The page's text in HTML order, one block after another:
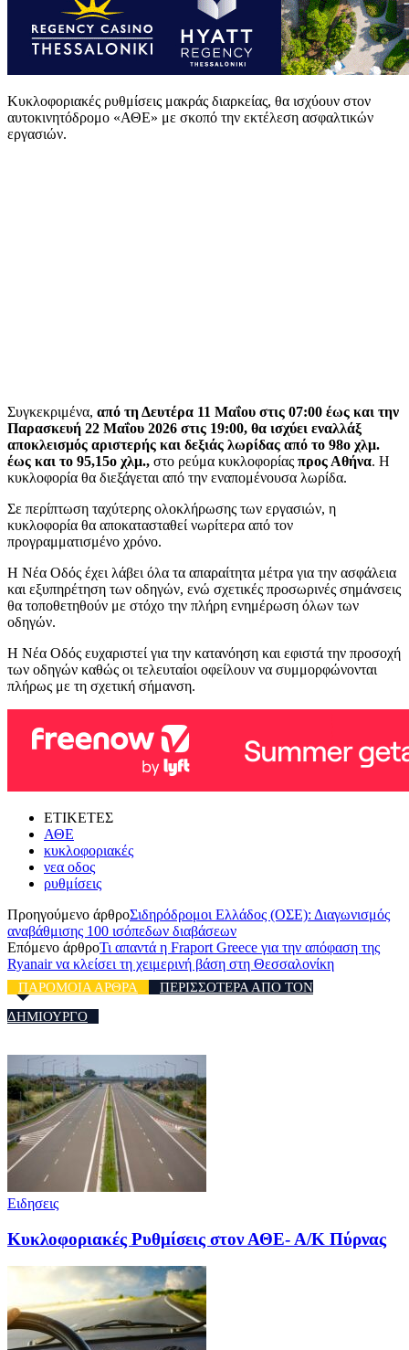
Κυκλοφοριακές ρυθμίσεις μακράς διαρκείας, θα ισχύουν στον
αυτοκινητόδρομο «ΑΘΕ» με σκοπό την εκτέλεση ασφαλτικών
εργασιών.
Συγκεκριμένα, από τη Δευτέρα 11 Μαΐου στις 07:00 έως και την
Παρασκευή 22 Μαΐου 2026 στις 19:00, θα ισχύει εναλλάξ
αποκλεισμός αριστερής και δεξιάς λωρίδας από το 98ο χλμ.
έως και το 95,15ο χλμ., στο ρεύμα κυκλοφορίας προς Αθήνα. Η
κυκλοφορία θα διεξάγεται από την εναπομένουσα λωρίδα.
Σε περίπτωση ταχύτερης ολοκλήρωσης των εργασιών, η
κυκλοφορία θα αποκατασταθεί νωρίτερα από τον
προγραμματισμένο χρόνο.
Η Νέα Οδός έχει λάβει όλα τα απαραίτητα μέτρα για την ασφάλεια
και εξυπηρέτηση των οδηγών, ενώ σχετικές προσωρινές σημάνσεις
θα τοποθετηθούν με στόχο την πλήρη ενημέρωση όλων των
οδηγών.
Η Νέα Οδός ευχαριστεί για την κατανόηση και εφιστά την προσοχή
των οδηγών καθώς οι τελευταίοι οφείλουν να συμμορφώνονται
πλήρως με τη σχετική σήμανση.
ΕΤΙΚΕΤΕΣ
ΑΘΕ
κυκλοφοριακές
νεα οδος
ρυθμίσεις
Προηγούμενο άρθροΣιδηρόδρομοι Ελλάδος (ΟΣΕ): Διαγωνισμός
αναβάθμισης 100 ισόπεδων διαβάσεων
Επόμενο άρθροΤι απαντά η Fraport Greece για την απόφαση της
Ryanair να κλείσει τη χειμερινή βάση στη Θεσσαλονίκη
ΠΑΡΟΜΟΙΑ ΑΡΘΡΑ
ΠΕΡΙΣΣΟΤΕΡΑ ΑΠΟ ΤΟΝ
ΔΗΜΙΟΥΡΓΟ
Ειδησεις
Κυκλοφοριακές Ρυθμίσεις στον ΑΘΕ- Α/Κ Πύρνας